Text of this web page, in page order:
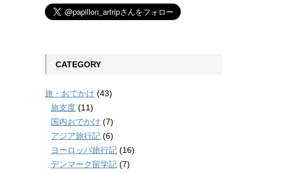
CATEGORY
旅・おでかけ (43)
旅支度 (11)
国内おでかけ (7)
アジア旅行記 (6)
ヨーロッパ旅行記 (16)
デンマーク留学記 (7)